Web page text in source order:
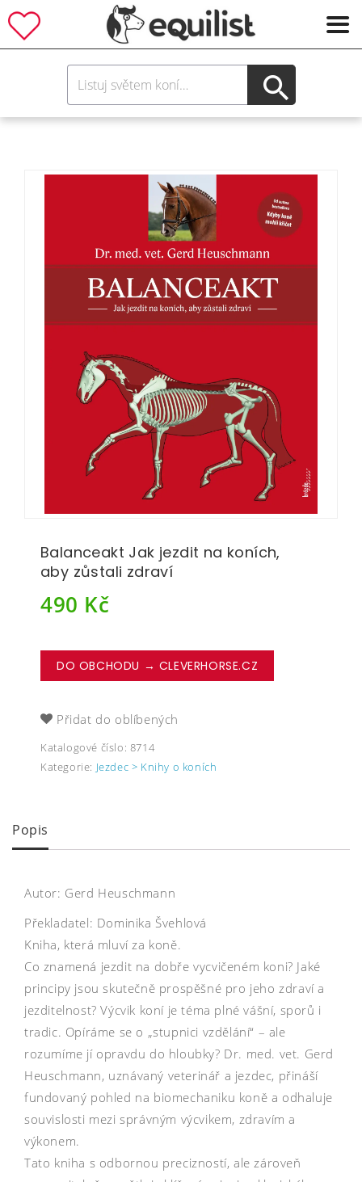
Balanceakt Jak jezdit na koních,
aby zůstali zdraví
490 Kč
DO OBCHODU → CLEVERHORSE.CZ
Přidat do oblíbených
Katalogové číslo: 8714
Kategorie: Jezdec > Knihy o koních
Popis
Autor: Gerd Heuschmann
Překladatel: Dominika Švehlová
Kniha, která mluví za koně.
Co znamená jezdit na dobře vycvičeném koni? Jaké
principy jsou skutečně prospěšné pro jeho zdraví a
jezditelnost? Výcvik koní je téma plné vášní, sporů i
tradic. Opíráme se o „stupnici vzdělání“ – ale
rozumíme jí opravdu do hloubky? Dr. med. vet. Gerd
Heuschmann, uznávaný veterinář a jezdec, přináší
fundovaný pohled na biomechaniku koně a odhaluje
souvislosti mezi správným výcvikem, zdravím a
výkonem.
Tato kniha s odbornou precizností, ale zároveň